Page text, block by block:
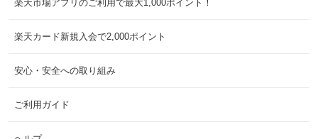
楽天市場アプリのご利用で最大1,000ポイント！
楽天カード新規入会で2,000ポイント
安心・安全への取り組み
ご利用ガイド